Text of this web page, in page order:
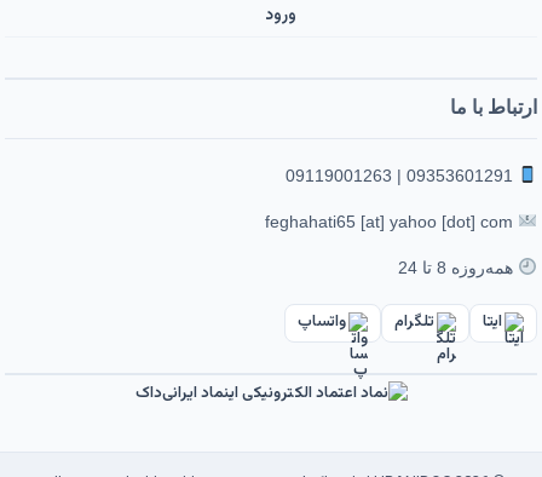
ورود ‌
ارتباط با ما
همه‌روزه 8 تا 24
ایتا تلگرام واتساپ